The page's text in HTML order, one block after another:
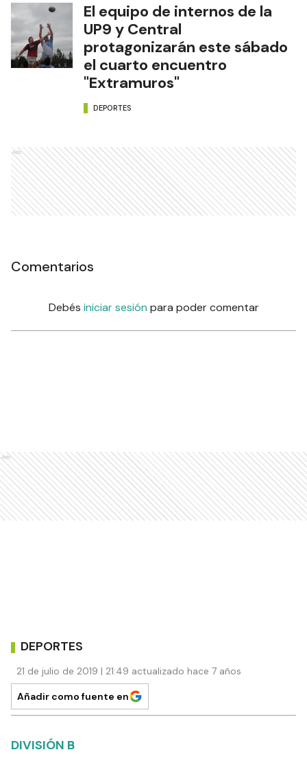
El equipo de internos de la
UP9 y Central
protagonizarán este sábado
el cuarto encuentro
"Extramuros"
DEPORTES
Ads
Comentarios
Debés iniciar sesión para poder comentar
Ads
DEPORTES
21 de julio de 2019 | 21:49 actualizado hace 7 años
Añadir como fuente en
DIVISIÓN B